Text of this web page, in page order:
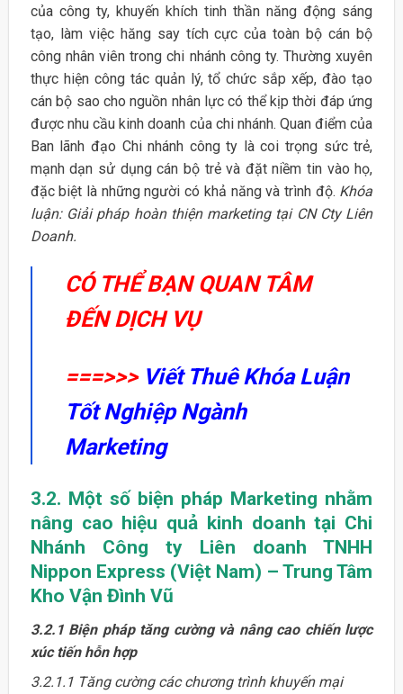
của công ty, khuyến khích tinh thần năng động sáng
tạo, làm việc hăng say tích cực của toàn bộ cán bộ
công nhân viên trong chi nhánh công ty. Thường xuyên
thực hiện công tác quản lý, tổ chức sắp xếp, đào tạo
cán bộ sao cho nguồn nhân lực có thể kịp thời đáp ứng
được nhu cầu kinh doanh của chi nhánh. Quan điểm của
Ban lãnh đạo Chi nhánh công ty là coi trọng sức trẻ,
mạnh dạn sử dụng cán bộ trẻ và đặt niềm tin vào họ,
đặc biệt là những người có khả năng và trình độ. Khóa
luận: Giải pháp hoàn thiện marketing tại CN Cty Liên
Doanh.
CÓ THỂ BẠN QUAN TÂM
ĐẾN DỊCH VỤ
===>>> Viết Thuê Khóa Luận
Tốt Nghiệp Ngành
Marketing
3.2. Một số biện pháp Marketing nhằm
nâng cao hiệu quả kinh doanh tại Chi
Nhánh Công ty Liên doanh TNHH
Nippon Express (Việt Nam) – Trung Tâm
Kho Vận Đình Vũ
3.2.1 Biện pháp tăng cường và nâng cao chiến lược
xúc tiến hỗn hợp
3.2.1.1 Tăng cường các chương trình khuyến mại